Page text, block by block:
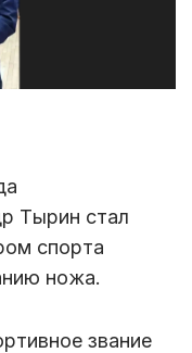
Тырин стал
спорта
ножа.
звание